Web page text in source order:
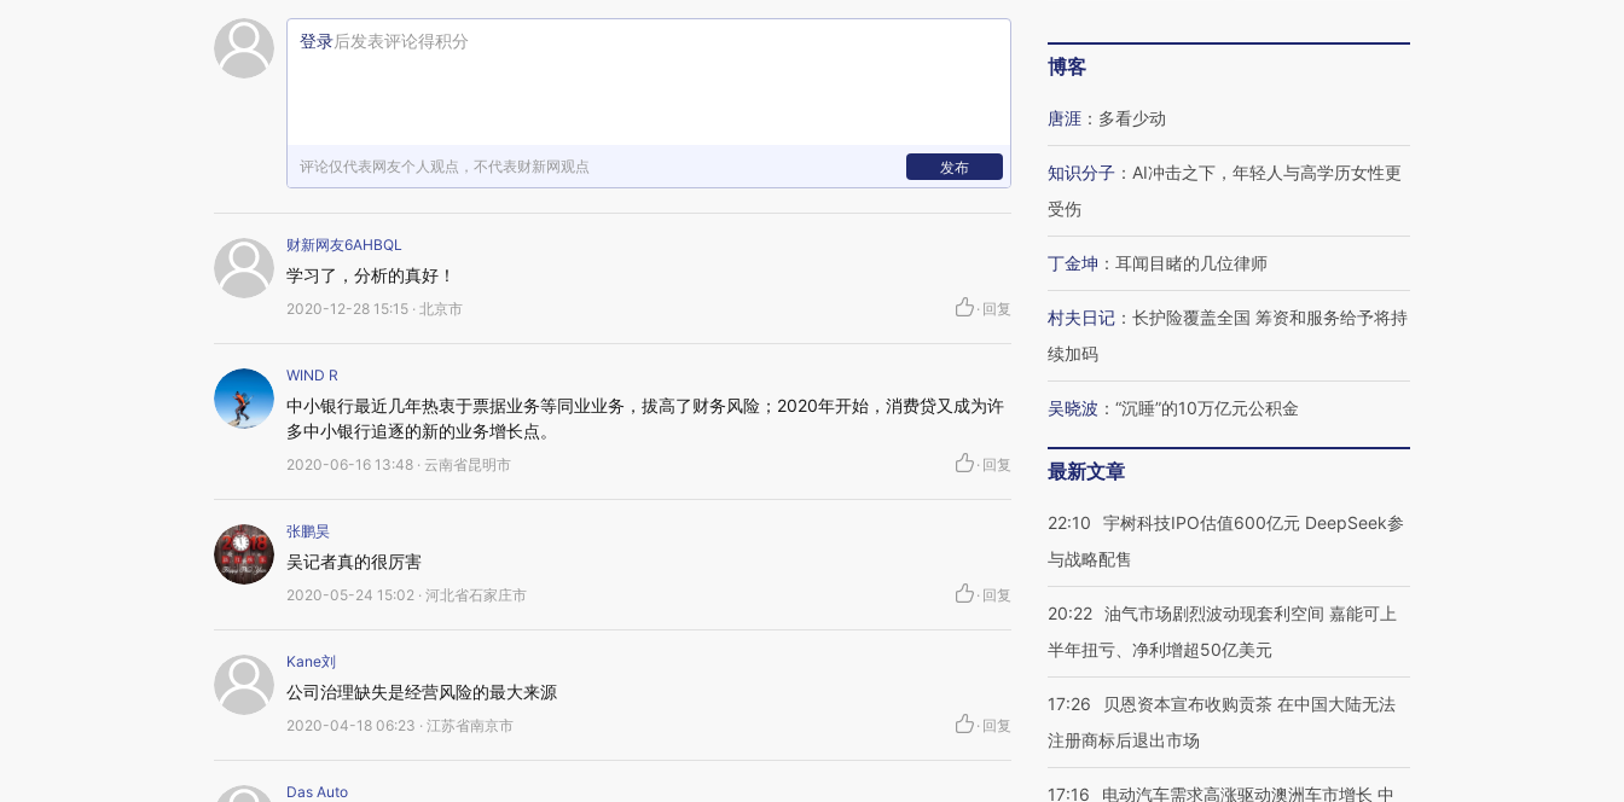
登录后发表评论得积分
评论仅代表网友个人观点，不代表财新网观点 发布
财新网友6AHBQL
学习了，分析的真好！
2020-12-28 15:15 · 北京市 · 回复
WIND R
中小银行最近几年热衷于票据业务等同业业务，拔高了财务风险；2020年开始，消费贷又成为许
多中小银行追逐的新的业务增长点。
2020-06-16 13:48 · 云南省昆明市 · 回复
张鹏昊
吴记者真的很厉害
2020-05-24 15:02 · 河北省石家庄市 · 回复
Kane刘
公司治理缺失是经营风险的最大来源
2020-04-18 06:23 · 江苏省南京市 · 回复
Das Auto
博客
唐涯 ： 多看少动
知识分子 ： AI冲击之下，年轻人与高学历女性更
受伤
丁金坤 ： 耳闻目睹的几位律师
村夫日记 ： 长护险覆盖全国 筹资和服务给予将持
续加码
吴晓波 ： “沉睡”的10万亿元公积金
最新文章
22:10
宇树科技IPO估值600亿元 DeepSeek参
与战略配售
20:22 油气市场剧烈波动现套利空间 嘉能可上
半年扭亏、净利增超50亿美元
17:26
贝恩资本宣布收购贡茶 在中国大陆无法
注册商标后退出市场
17:16
电动汽车需求高涨驱动澳洲车市增长 中